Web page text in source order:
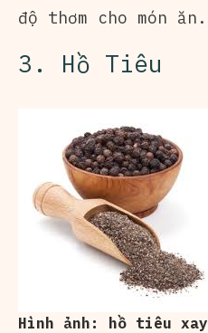
độ thơm cho món ăn.
3. Hồ Tiêu
Hình ảnh: hồ tiêu xay